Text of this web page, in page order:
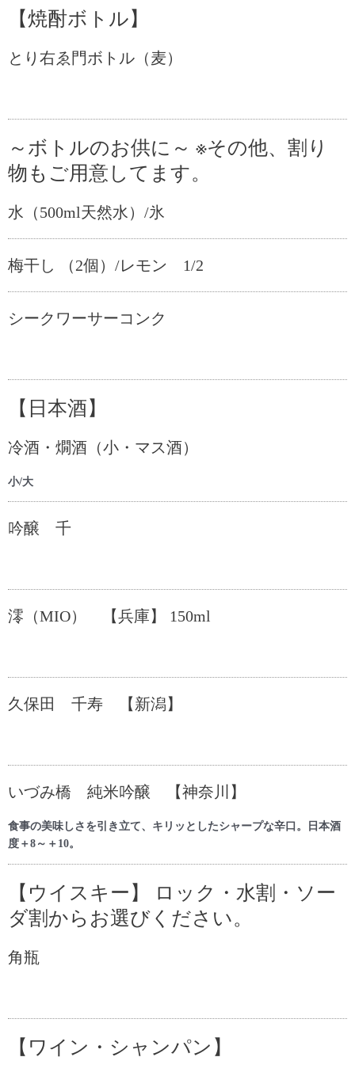
【焼酎ボトル】
とり右ゑ門ボトル（麦）
～ボトルのお供に～ ※その他、割り
物もご用意してます。
水（500ml天然水）/氷
梅干し （2個）/レモン 1/2
シークワーサーコンク
【日本酒】
冷酒・燗酒（小・マス酒）
小/大
吟醸 千
澪（MIO） 【兵庫】 150ml
久保田 千寿 【新潟】
いづみ橋 純米吟醸 【神奈川】
食事の美味しさを引き立て、キリッとしたシャープな辛口。日本酒
度＋8～＋10。
【ウイスキー】 ロック・水割・ソー
ダ割からお選びください。
角瓶
【ワイン・シャンパン】